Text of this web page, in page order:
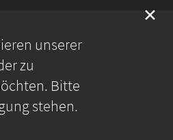
unserer
zu
Bitte
stehen.
✕